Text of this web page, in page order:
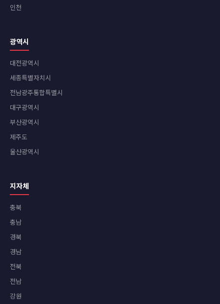
인천
광역시
대전광역시
세종특별자치시
전남광주통합특별시
대구광역시
부산광역시
제주도
울산광역시
지자체
충북
충남
경북
경남
전북
전남
강원